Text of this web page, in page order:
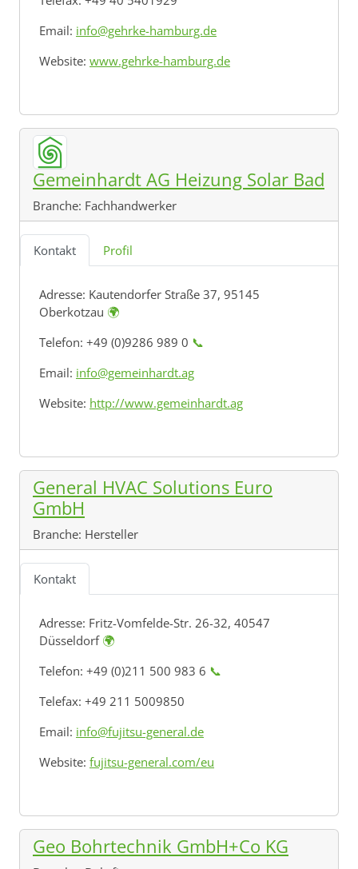
Email: info@gehrke-hamburg.de
Website: www.gehrke-hamburg.de
Gemeinhardt AG Heizung Solar Bad
Branche: Fachhandwerker
Kontakt Profil
Adresse: Kautendorfer Straße 37, 95145
Oberkotzau 🌍
Telefon: +49 (0)9286 989 0 📞
Email: info@gemeinhardt.ag
Website: http://www.gemeinhardt.ag
General HVAC Solutions Euro
GmbH
Branche: Hersteller
Kontakt
Adresse: Fritz-Vomfelde-Str. 26-32, 40547
Düsseldorf 🌍
Telefon: +49 (0)211 500 983 6 📞
Telefax: +49 211 5009850
Email: info@fujitsu-general.de
Website: fujitsu-general.com/eu
Geo Bohrtechnik GmbH+Co KG